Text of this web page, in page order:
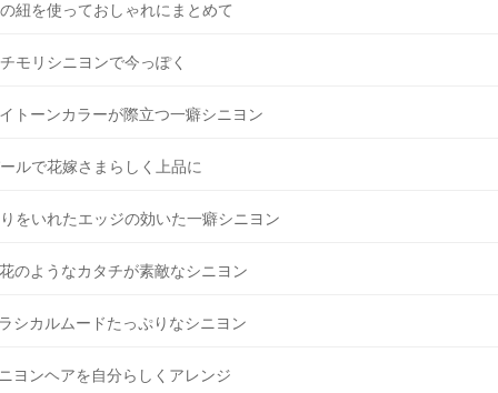
紐を使っておしゃれにまとめて
モリシニヨンで今っぽく
トーンカラーが際立つ一癖シニヨン
ルで花嫁さまらしく上品に
をいれたエッジの効いた一癖シニヨン
のようなカタチが素敵なシニヨン
シカルムードたっぷりなシニヨン
ヨンヘアを自分らしくアレンジ